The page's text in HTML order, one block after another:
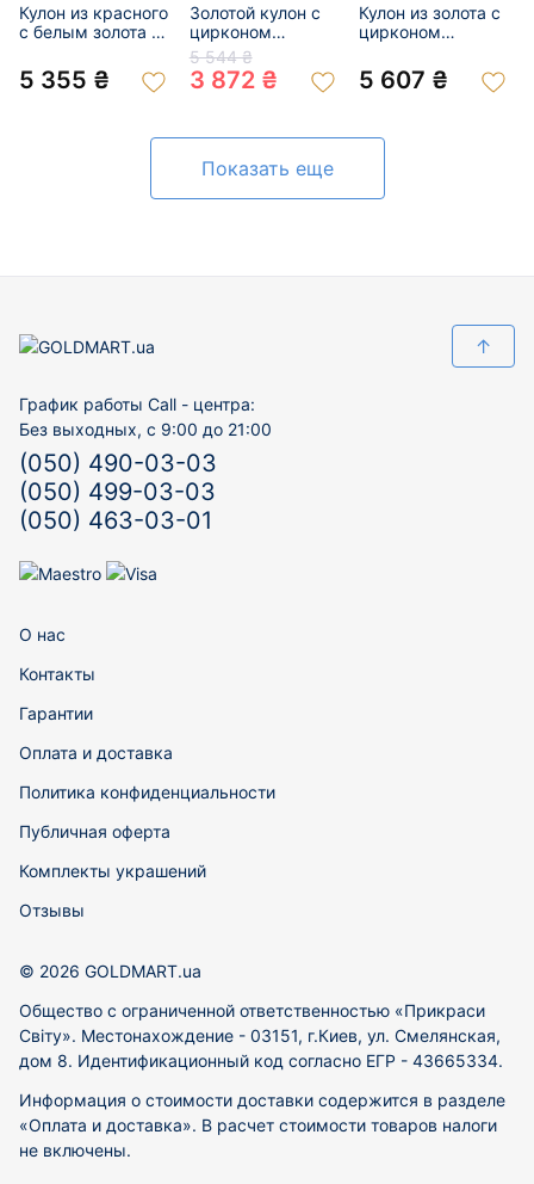
Кулон из красного
с белым золота с
«Сердца» 01-
200943860
5 355 ₴
Золотой кулон с
цирконом
«Сердце» 01-
18983998
5 544 ₴
3 872 ₴
Кулон из золота с
цирконом
200914319
5 607 ₴
Показать еще
↑
График работы Call - центра:
Без выходных, с 9:00 до 21:00
(050) 490-03-03
(050) 499-03-03
(050) 463-03-01
О нас
Контакты
Гарантии
Оплата и доставка
Политика конфиденциальности
Публичная оферта
Комплекты украшений
Отзывы
© 2026 GOLDMART.ua
Общество с ограниченной ответственностью «Прикраси
Світу». Местонахождение - 03151, г.Киев, ул. Смелянская,
дом 8. Идентификационный код согласно ЕГР - 43665334.
Информация о стоимости доставки содержится в разделе
«Оплата и доставка». В расчет стоимости товаров налоги
не включены.